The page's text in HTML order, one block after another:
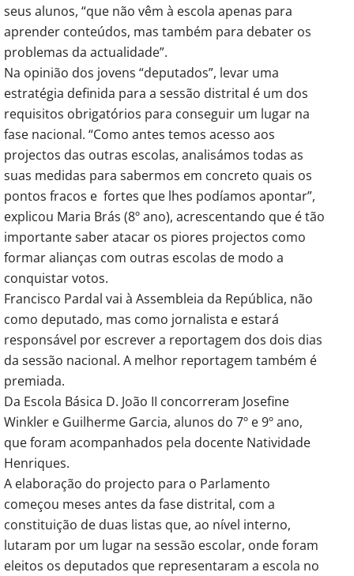
seus alunos, “que não vêm à escola apenas para
aprender conteúdos, mas também para debater os
problemas da actualidade”.
Na opinião dos jovens “deputados”, levar uma
estratégia definida para a sessão distrital é um dos
requisitos obrigatórios para conseguir um lugar na
fase nacional. “Como antes temos acesso aos
projectos das outras escolas, analisámos todas as
suas medidas para sabermos em concreto quais os
pontos fracos e fortes que lhes podíamos apontar”,
explicou Maria Brás (8º ano), acrescentando que é tão
importante saber atacar os piores projectos como
formar alianças com outras escolas de modo a
conquistar votos.
Francisco Pardal vai à Assembleia da República, não
como deputado, mas como jornalista e estará
responsável por escrever a reportagem dos dois dias
da sessão nacional. A melhor reportagem também é
premiada.
Da Escola Básica D. João II concorreram Josefine
Winkler e Guilherme Garcia, alunos do 7º e 9º ano,
que foram acompanhados pela docente Natividade
Henriques.
A elaboração do projecto para o Parlamento
começou meses antes da fase distrital, com a
constituição de duas listas que, ao nível interno,
lutaram por um lugar na sessão escolar, onde foram
eleitos os deputados que representaram a escola no